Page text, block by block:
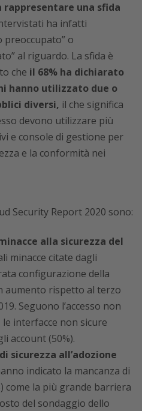
rappresentare una sfida
ha infatti
preoccupato” o
al riguardo. La sfida è
che il 68% ha dichiarato
hanno utilizzato due o
diversi, il che significa
devono utilizzare più
e console di gestione per
e la conformità nei
Security Report 2020 sono:
alla sicurezza del
minacce citate dagli
configurazione della
aumento rispetto al terzo
Seguono l’accesso non
interfacce non sicure
account (50%).
sicurezza all’adozione
indicato la mancanza di
come la più grande barriera
del sondaggio dello